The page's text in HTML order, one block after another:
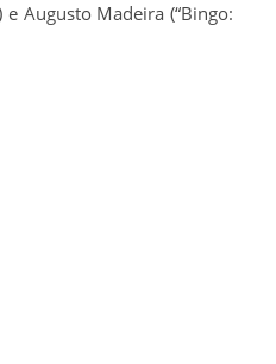
Augusto Madeira (“Bingo: